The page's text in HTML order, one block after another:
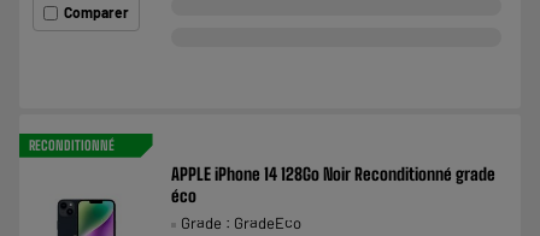
Comparer
RECONDITIONNÉ
APPLE iPhone 14 128Go Noir Reconditionné grade
éco
Grade : GradeEco